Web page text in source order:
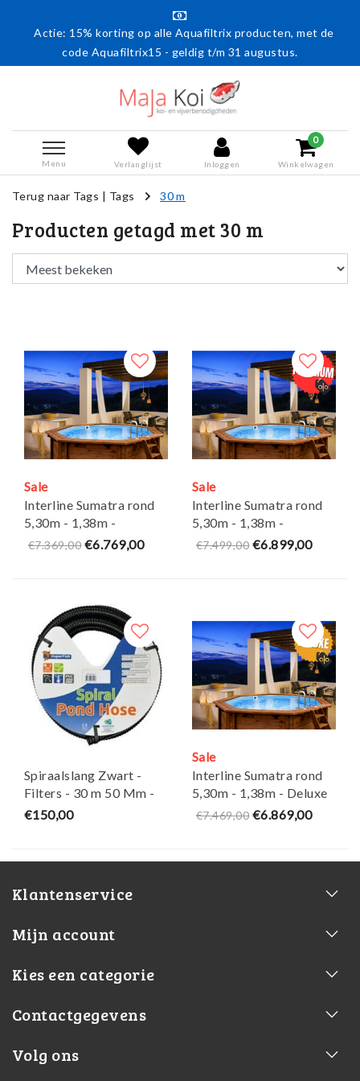
Actie: 15% korting op alle Aquafiltrix producten, met de
code Aquafiltrix15 - geldig t/m 31 augustus.
Menu Verlanglijst Inloggen
0
Winkelwagen
Terug naar Tags | Tags 30 m
Producten getagd met 30 m
Sale
Interline Sumatra rond
5,30m - 1,38m -
Inclusief pakket
€7.369,00 €6.769,00
Sale
Interline Sumatra rond
5,30m - 1,38m -
Premium pakket
€7.499,00 €6.899,00
Spiraalslang Zwart -
Filters - 30 m 50 Mm -
Superfish
€150,00
Sale
Interline Sumatra rond
5,30m - 1,38m - Deluxe
pakket
€7.469,00 €6.869,00
Klantenservice
Mijn account
Kies een categorie
Contactgegevens
Volg ons